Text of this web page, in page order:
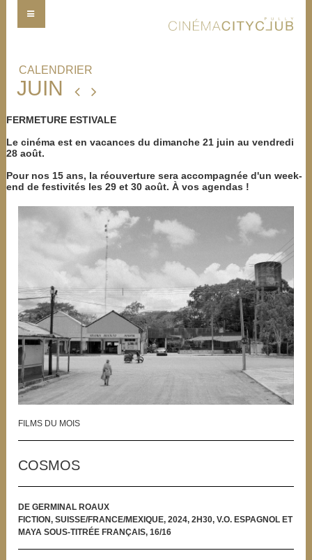
JUIN
FERMETURE ESTIVALE
Le cinéma est en vacances du dimanche 21 juin au vendredi
28 août.
Pour nos 15 ans, la réouverture sera accompagnée d'un week-
end de festivités les 29 et 30 août. À vos agendas !
FILMS DU MOIS
COSMOS
DE GERMINAL ROAUX
FICTION, SUISSE/FRANCE/MEXIQUE, 2024, 2H30, V.O. ESPAGNOL ET
MAYA SOUS-TITRÉE FRANÇAIS, 16/16
CALENDRIER